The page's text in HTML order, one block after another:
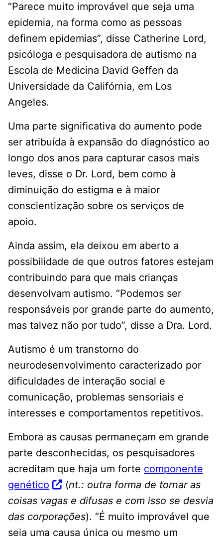
“Parece muito improvável que seja uma
epidemia, na forma como as pessoas
definem epidemias”, disse Catherine Lord,
psicóloga e pesquisadora de autismo na
Escola de Medicina David Geffen da
Universidade da Califórnia, em Los
Angeles.
Uma parte significativa do aumento pode
ser atribuída à expansão do diagnóstico ao
longo dos anos para capturar casos mais
leves, disse o Dr. Lord, bem como à
diminuição do estigma e à maior
conscientização sobre os serviços de
apoio.
Ainda assim, ela deixou em aberto a
possibilidade de que outros fatores estejam
contribuindo para que mais crianças
desenvolvam autismo. “Podemos ser
responsáveis ​​por grande parte do aumento,
mas talvez não por tudo”, disse a Dra. Lord.
Autismo é um transtorno do
neurodesenvolvimento caracterizado por
dificuldades de interação social e
comunicação, problemas sensoriais e
interesses e comportamentos repetitivos.
Embora as causas permaneçam em grande
parte desconhecidas, os pesquisadores
acreditam que haja um forte componente
genético
(nt.: outra forma de tornar as
coisas vagas e difusas e com isso se desvia
das corporações). “É muito improvável que
seja uma causa única ou mesmo um